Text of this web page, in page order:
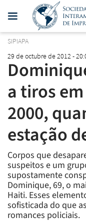
SIPIAPA
29 de octubre de 2012 -
a tiros
2000,
estação
Corpos que
suspeitos e um
supostamente
Dominique, 69, o
Haiti. Esses
sofisticada do que
romances policiais.